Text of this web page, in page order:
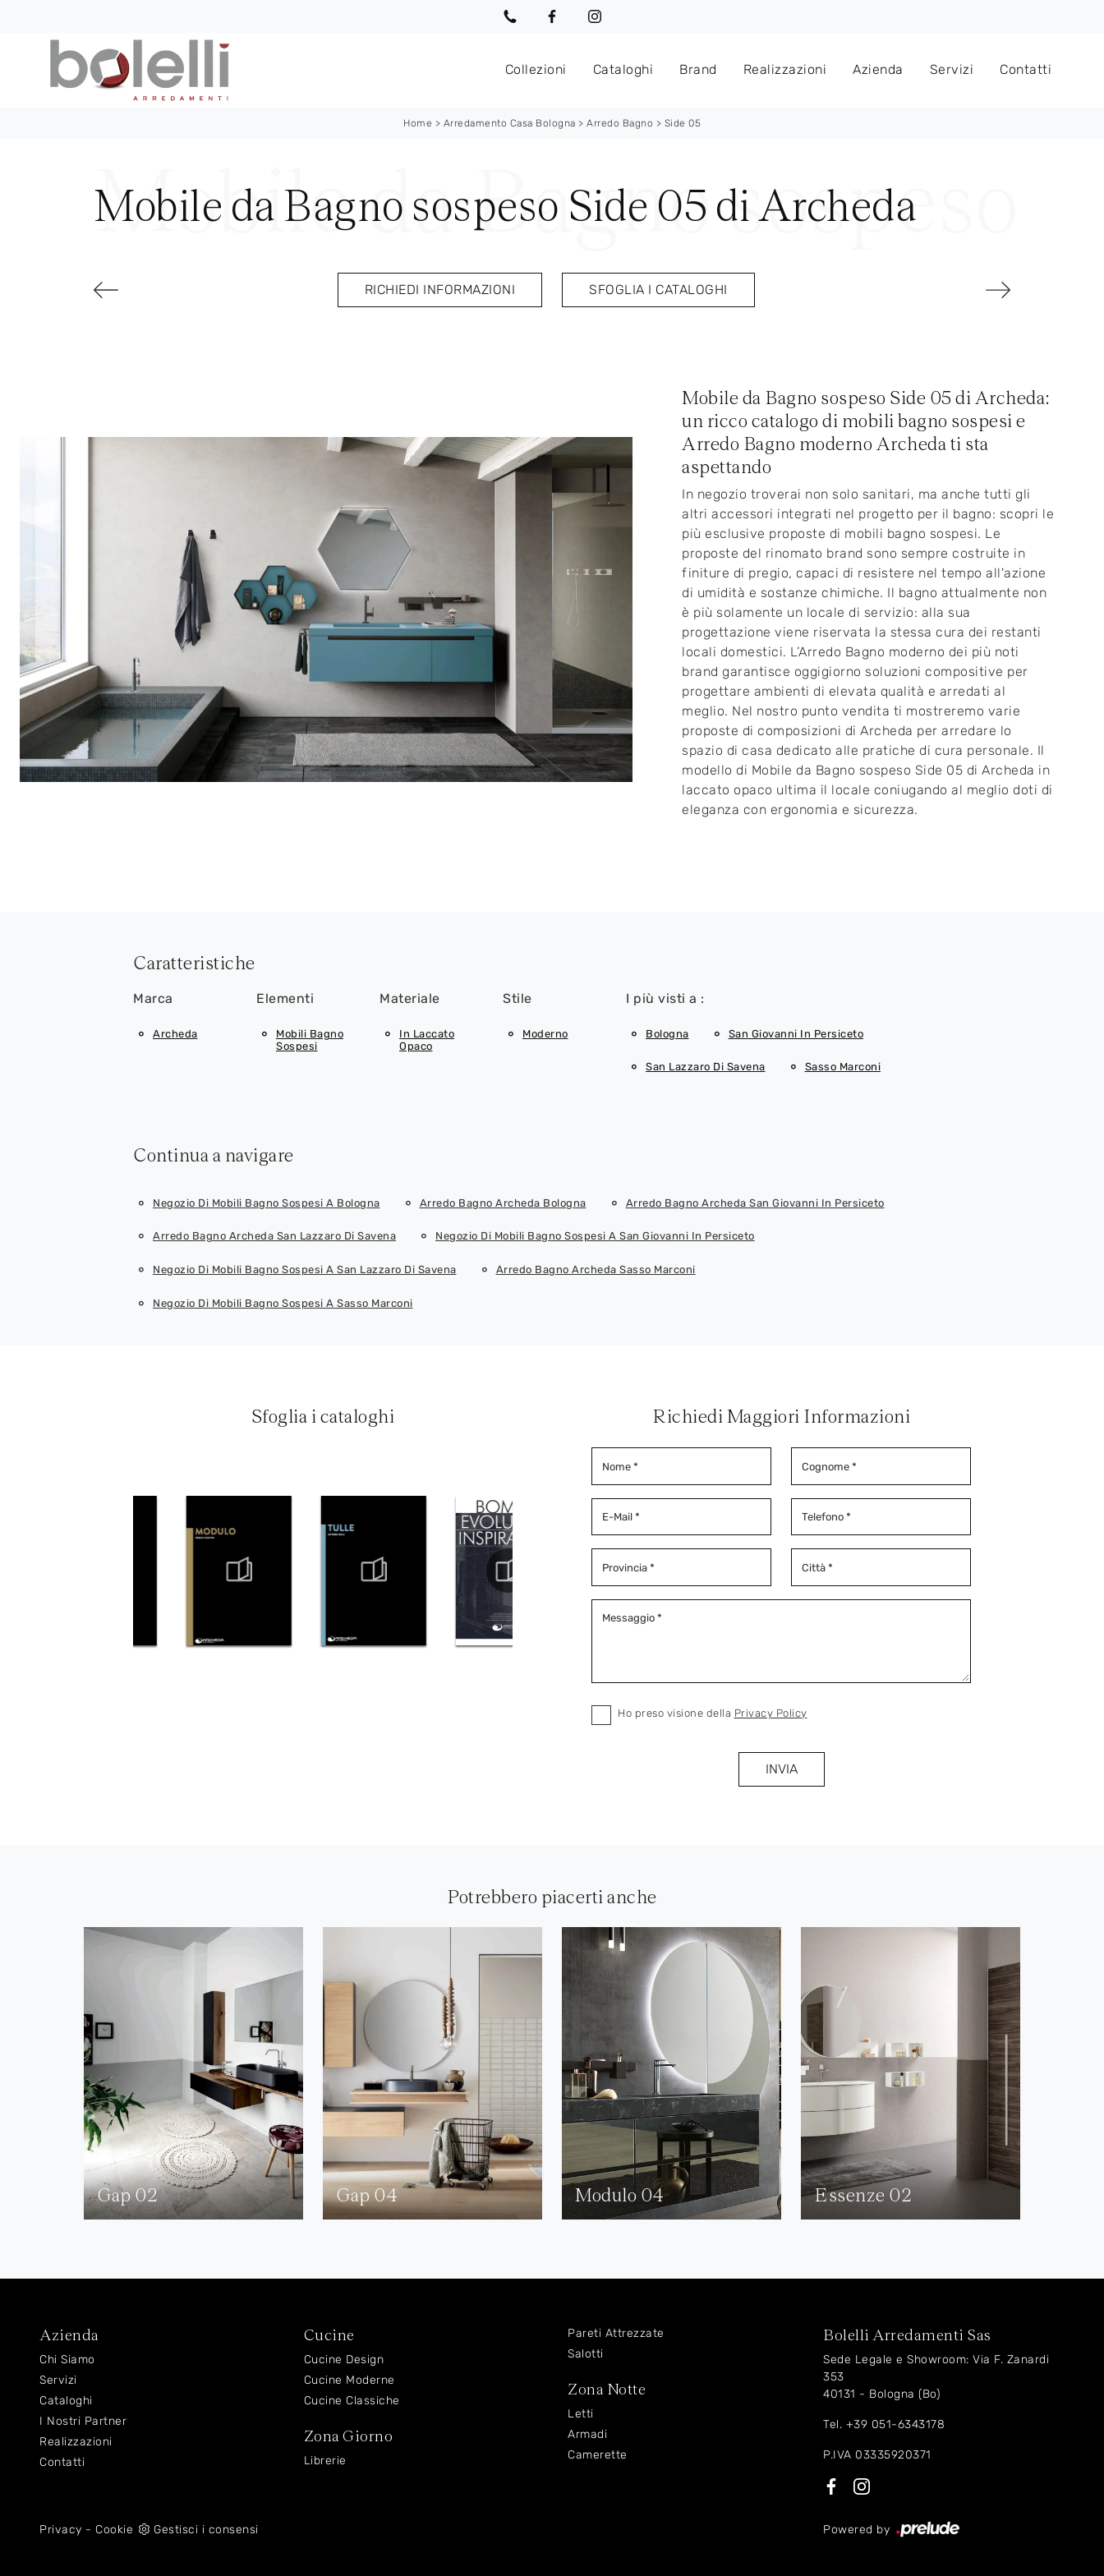
Collezioni Cataloghi Brand Realizzazioni Azienda Servizi Contatti
Home > Arredamento Casa Bologna > Arredo Bagno > Side 05
Mobile da Bagno sospeso Side 05 di Archeda
RICHIEDI INFORMAZIONI SFOGLIA I CATALOGHI
Mobile da Bagno sospeso Side 05 di Archeda:
un ricco catalogo di mobili bagno sospesi e
Arredo Bagno moderno Archeda ti sta
aspettando
In negozio troverai non solo sanitari, ma anche tutti gli
altri accessori integrati nel progetto per il bagno: scopri le
più esclusive proposte di mobili bagno sospesi. Le
proposte del rinomato brand sono sempre costruite in
finiture di pregio, capaci di resistere nel tempo all'azione
di umidità e sostanze chimiche. Il bagno attualmente non
è più solamente un locale di servizio: alla sua
progettazione viene riservata la stessa cura dei restanti
locali domestici. L’Arredo Bagno moderno dei più noti
brand garantisce oggigiorno soluzioni compositive per
progettare ambienti di elevata qualità e arredati al
meglio. Nel nostro punto vendita ti mostreremo varie
proposte di composizioni di Archeda per arredare lo
spazio di casa dedicato alle pratiche di cura personale. Il
modello di Mobile da Bagno sospeso Side 05 di Archeda in
laccato opaco ultima il locale coniugando al meglio doti di
eleganza con ergonomia e sicurezza.
Caratteristiche
Marca
Archeda
Elementi
Mobili Bagno
Sospesi
Materiale
In Laccato
Opaco
Stile
Moderno
I più visti a :
Bologna San Giovanni In Persiceto
San Lazzaro Di Savena Sasso Marconi
Continua a navigare
Negozio Di Mobili Bagno Sospesi A Bologna Arredo Bagno Archeda Bologna Arredo Bagno Archeda San Giovanni In Persiceto
Arredo Bagno Archeda San Lazzaro Di Savena Negozio Di Mobili Bagno Sospesi A San Giovanni In Persiceto
Negozio Di Mobili Bagno Sospesi A San Lazzaro Di Savena Arredo Bagno Archeda Sasso Marconi
Negozio Di Mobili Bagno Sospesi A Sasso Marconi
Sfoglia i cataloghi Richiedi Maggiori Informazioni
Ho preso visione della Privacy Policy
INVIA
Potrebbero piacerti anche
Gap 02 Gap 04 Modulo 04 Essenze 02
Azienda
Chi Siamo
Servizi
Cataloghi
I Nostri Partner
Realizzazioni
Contatti
Cucine
Cucine Design
Cucine Moderne
Cucine Classiche
Zona Giorno
Librerie
Pareti Attrezzate
Salotti
Zona Notte
Letti
Armadi
Camerette
Bolelli Arredamenti Sas
Sede Legale e Showroom: Via F. Zanardi
353
40131 - Bologna (Bo)
Tel. +39 051-6343178
P.IVA 03335920371
Privacy - Cookie Gestisci i consensi Powered by